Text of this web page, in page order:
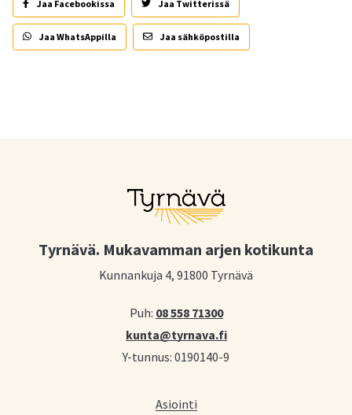
Jaa Facebookissa Jaa Twitterissä
Jaa WhatsAppilla Jaa sähköpostilla
Tyrnävä. Mukavamman arjen kotikunta
Kunnankuja 4, 91800 Tyrnävä
Puh: 08 558 71300
kunta@tyrnava.fi
Y-tunnus: 0190140-9
Asiointi